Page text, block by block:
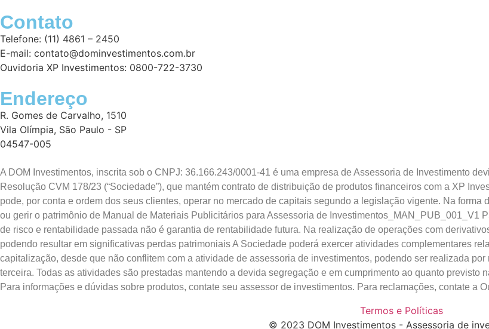
Contato
Telefone: (11) 4861 – 2450
E-mail: contato@dominvestimentos.com.br
Ouvidoria XP Investimentos: 0800-722-3730
Endereço
R. Gomes de Carvalho, 1510
Vila Olímpia, São Paulo - SP
04547-005
A DOM Investimentos, inscrita sob o CNPJ: 36.166.243/0001-41 é uma empresa de Assessoria de Investimento
Resolução CVM 178/23 (“Sociedade”), que mantém contrato de distribuição de produtos financeiros com a XP
pode, por conta e ordem dos seus clientes, operar no mercado de capitais segundo a legislação vigente. Na
ou gerir o patrimônio de Manual de Materiais Publicitários para Assessoria de Investimentos_MAN_PUB_001_V1
de risco e rentabilidade passada não é garantia de rentabilidade futura. Na realização de operações com
podendo resultar em significativas perdas patrimoniais A Sociedade poderá exercer atividades complementares
capitalização, desde que não conflitem com a atividade de assessoria de investimentos, podendo ser realizada
terceira. Todas as atividades são prestadas mantendo a devida segregação e em cumprimento ao quanto previsto
Para informações e dúvidas sobre produtos, contate seu assessor de investimentos. Para reclamações, contate a
Termos e Políticas
© 2023 DOM Investimentos - Assessoria de